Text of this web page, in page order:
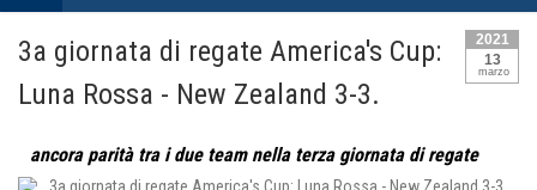
2021
13
marzo
3a giornata di regate America's Cup:
Luna Rossa - New Zealand 3-3.
ancora parità tra i due team nella terza giornata di regate